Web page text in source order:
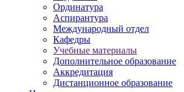
Ординатура
Аспирантура
Международный отдел
Кафедры
Учебные материалы
Дополнительное образование
Аккредитация
Дистанционное образование